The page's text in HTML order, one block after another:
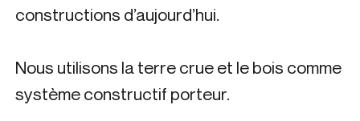
constructions d’aujourd’hui.
Nous utilisons la terre crue et le bois comme
système constructif porteur.